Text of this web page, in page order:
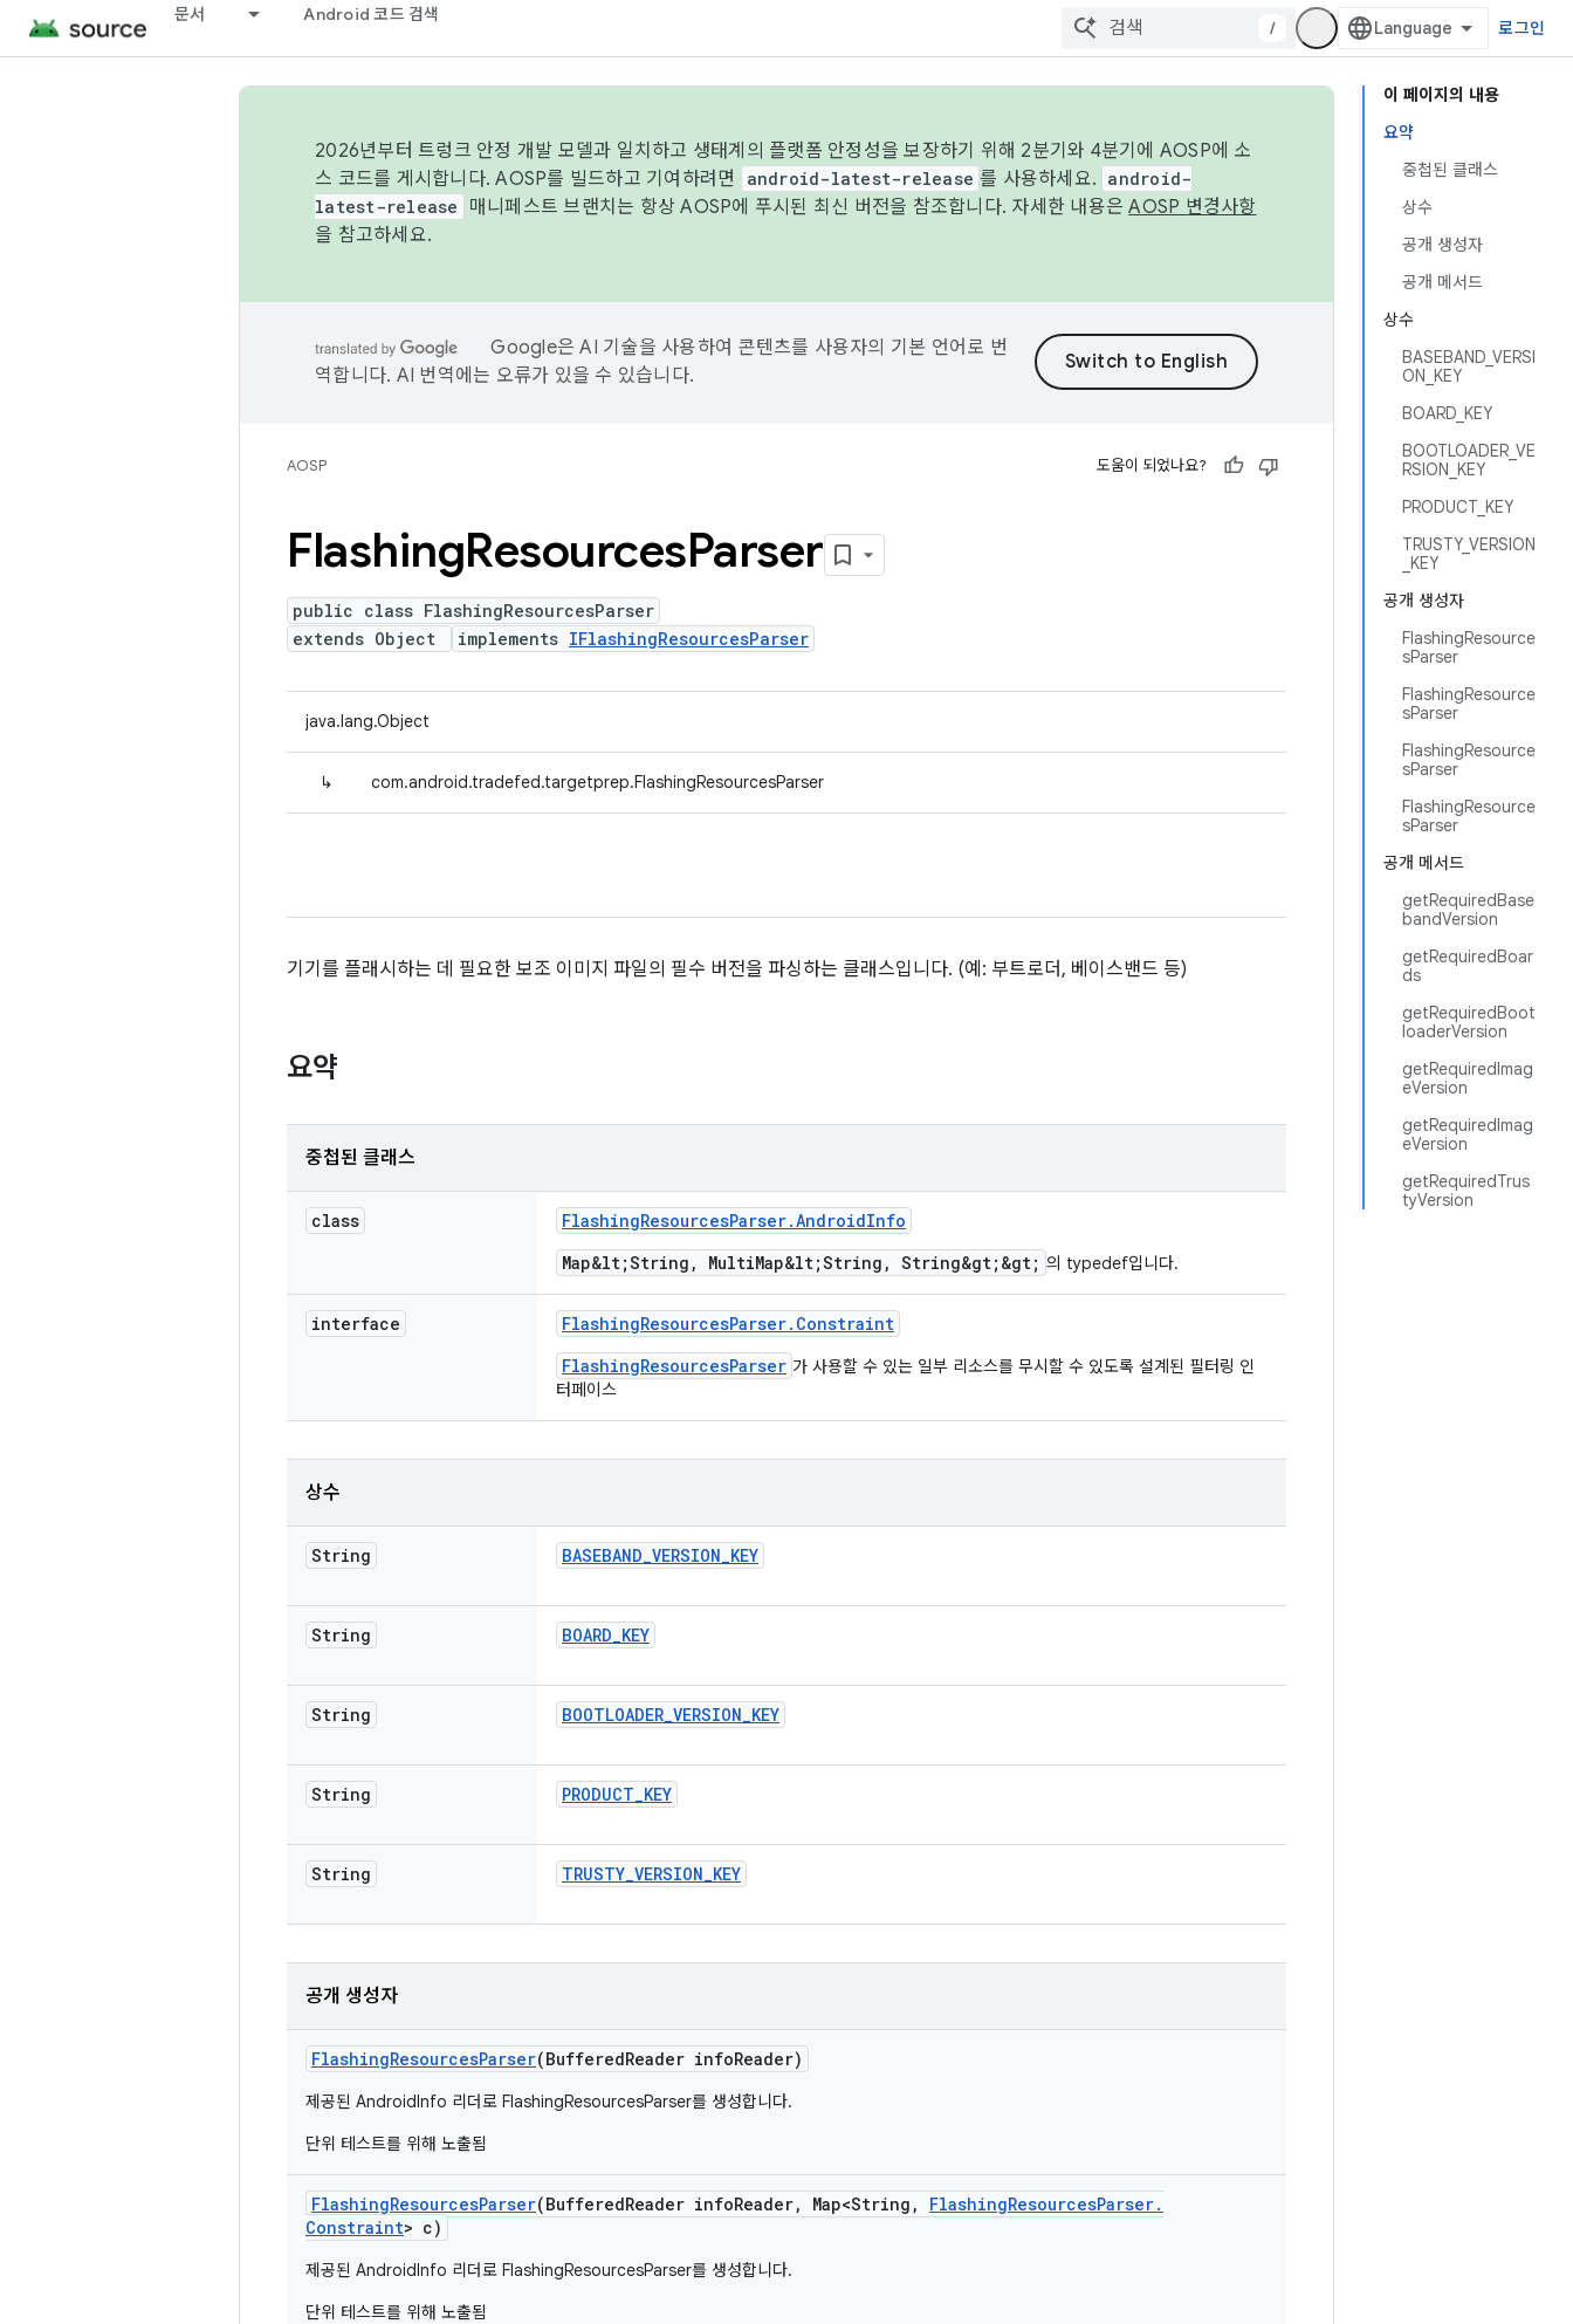
문서 Android 코드 검색
/ 로그인
이 페이지의 내용
요약
중첩된 클래스
상수
공개 생성자
공개 메서드
상수
BASEBAND_VERSI
ON_KEY
BOARD_KEY
BOOTLOADER_VE
RSION_KEY
PRODUCT_KEY
TRUSTY_VERSION
_KEY
공개 생성자
FlashingResource
sParser
FlashingResource
sParser
FlashingResource
sParser
FlashingResource
sParser
공개 메서드
getRequiredBase
bandVersion
getRequiredBoar
ds
getRequiredBoot
loaderVersion
getRequiredImag
eVersion
getRequiredImag
eVersion
getRequiredTrus
tyVersion
2026년부터 트렁크 안정 개발 모델과 일치하고 생태계의 플랫폼 안정성을 보장하기 위해 2분기와 4분기에 AOSP에 소
스 코드를 게시합니다. AOSP를 빌드하고 기여하려면
android-latest-release 를 사용하세요. android-
latest-release
매니페스트 브랜치는 항상 AOSP에 푸시된 최신 버전을 참조합니다. 자세한 내용은AOSP 변경사항
을 참고하세요.
Google은 AI 기술을 사용하여 콘텐츠를 사용자의 기본 언어로 번
역합니다. AI 번역에는 오류가 있을 수 있습니다.
AOSP 도움이 되었나요?
FlashingResourcesParser
public class FlashingResourcesParser
extends Object
implements IFlashingResourcesParser
java.lang.Object
↳ com.android.tradefed.targetprep.FlashingResourcesParser
기기를 플래시하는 데 필요한 보조 이미지 파일의 필수 버전을 파싱하는 클래스입니다. (예: 부트로더, 베이스밴드 등)
요약
중첩된 클래스
class FlashingResourcesParser.AndroidInfo
Map&lt;String, MultiMap&lt;String, String&gt;&gt; 의 typedef입니다.
interface FlashingResourcesParser. Constraint
FlashingResourcesParser 가 사용할 수 있는 일부 리소스를 무시할 수 있도록 설계된 필터링 인
터페이스
상수
String BASEBAND_VERSION_KEY
String BOARD_KEY
String BOOTLOADER_VERSION_KEY
String PRODUCT_KEY
String TRUSTY_VERSION_KEY
공개 생성자
FlashingResourcesParser(BufferedReader infoReader)
제공된 AndroidInfo 리더로 FlashingResourcesParser를 생성합니다.
단위 테스트를 위해 노출됨
FlashingResourcesParser(BufferedReader infoReader, Map<String , FlashingResourcesParser.
Constraint> c)
제공된 AndroidInfo 리더로 FlashingResourcesParser를 생성합니다.
단위 테스트를 위해 노출됨